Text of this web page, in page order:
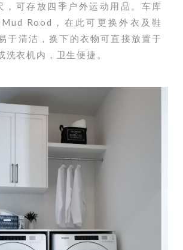
，可存放四季户外运动用品。车库
Rood，在此可更换外衣及鞋
于清洁，换下的衣物可直接放置于
洗衣机内，卫生便捷。